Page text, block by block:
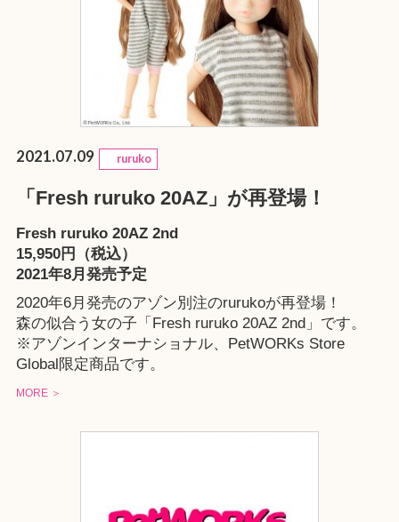
2021.07.09 ruruko
「Fresh ruruko 20AZ」が再登場！
Fresh ruruko 20AZ 2nd
15,950円（税込）
2021年8月発売予定
2020年6月発売のアゾン別注のrurukoが再登場！
森の似合う女の子「Fresh ruruko 20AZ 2nd」です。
※アゾンインターナショナル、 PetWORKs Store
Global限定商品です。
MORE ＞